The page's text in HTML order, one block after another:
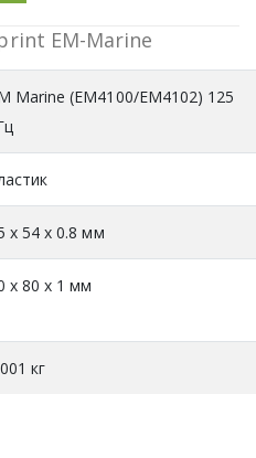
EM-Marine
Marine (EM4100/EM4102) 125
х 54 х 0.8 мм
x 80 x 1 мм
кг